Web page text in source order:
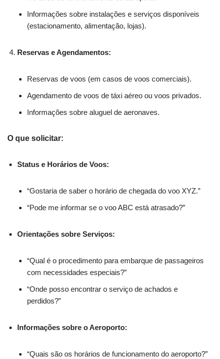
Informações sobre instalações e serviços disponíveis
(estacionamento, alimentação, lojas).
Reservas e Agendamentos:
Reservas de voos (em casos de voos comerciais).
Agendamento de voos de táxi aéreo ou voos privados.
Informações sobre aluguel de aeronaves.
O que solicitar:
Status e Horários de Voos:
“Gostaria de saber o horário de chegada do voo XYZ.”
“Pode me informar se o voo ABC está atrasado?”
Orientações sobre Serviços:
“Qual é o procedimento para embarque de passageiros
com necessidades especiais?”
“Onde posso encontrar o serviço de achados e
perdidos?”
Informações sobre o Aeroporto:
“Quais são os horários de funcionamento do aeroporto?”